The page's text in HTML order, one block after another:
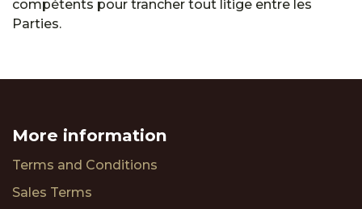
compétents pour trancher tout litige entre les
Parties.
More information
Terms and Conditions
Sales Terms